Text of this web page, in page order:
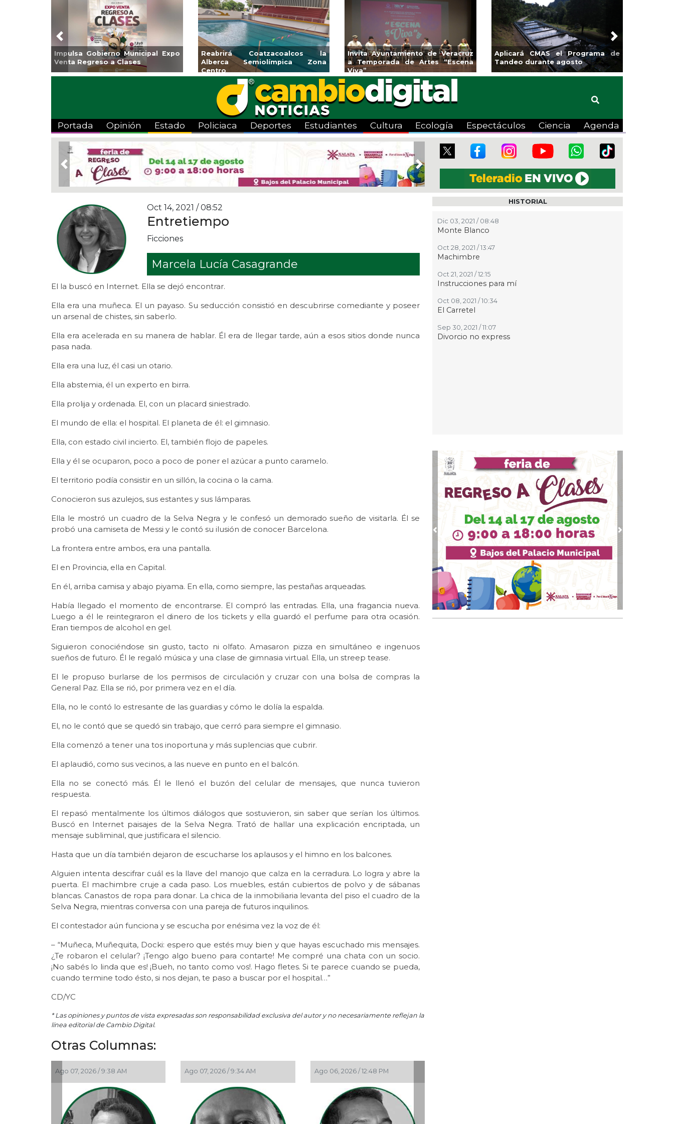
Impulsa Gobierno Municipal Expo
Venta Regreso a Clases
Reabrirá Coatzacoalcos la
Alberca Semiolímpica Zona
Centro
Invita Ayuntamiento de Veracruz
a Temporada de Artes “Escena
Viva”
Aplicará CMAS el Programa de
Tandeo durante agosto
Guarniciones
Previous Next
Portada Opinión Estado Policiaca Deportes Estudiantes Cultura Ecología Espectáculos Ciencia Agenda
Previous Next
Oct 14, 2021 / 08:52
Entretiempo
Ficciones
Marcela Lucía Casagrande
El la buscó en Internet. Ella se dejó encontrar.
Ella era una muñeca. El un payaso. Su seducción consistió en descubrirse comediante y poseer
un arsenal de chistes, sin saberlo.
Ella era acelerada en su manera de hablar. Él era de llegar tarde, aún a esos sitios donde nunca
pasa nada.
Ella era una luz, él casi un otario.
Ella abstemia, él un experto en birra.
Ella prolija y ordenada. El, con un placard siniestrado.
El mundo de ella: el hospital. El planeta de él: el gimnasio.
Ella, con estado civil incierto. El, también flojo de papeles.
Ella y él se ocuparon, poco a poco de poner el azúcar a punto caramelo.
El territorio podía consistir en un sillón, la cocina o la cama.
Conocieron sus azulejos, sus estantes y sus lámparas.
Ella le mostró un cuadro de la Selva Negra y le confesó un demorado sueño de visitarla. Él se
probó una camiseta de Messi y le contó su ilusión de conocer Barcelona.
La frontera entre ambos, era una pantalla.
El en Provincia, ella en Capital.
En él, arriba camisa y abajo piyama. En ella, como siempre, las pestañas arqueadas.
Había llegado el momento de encontrarse. El compró las entradas. Ella, una fragancia nueva.
Luego a él le reintegraron el dinero de los tickets y ella guardó el perfume para otra ocasión.
Eran tiempos de alcohol en gel.
Siguieron conociéndose sin gusto, tacto ni olfato. Amasaron pizza en simultáneo e ingenuos
sueños de futuro. Él le regaló música y una clase de gimnasia virtual. Ella, un streep tease.
El le propuso burlarse de los permisos de circulación y cruzar con una bolsa de compras la
General Paz. Ella se rió, por primera vez en el día.
Ella, no le contó lo estresante de las guardias y cómo le dolía la espalda.
El, no le contó que se quedó sin trabajo, que cerró para siempre el gimnasio.
Ella comenzó a tener una tos inoportuna y más suplencias que cubrir.
El aplaudió, como sus vecinos, a las nueve en punto en el balcón.
Ella no se conectó más. Él le llenó el buzón del celular de mensajes, que nunca tuvieron
respuesta.
El repasó mentalmente los últimos diálogos que sostuvieron, sin saber que serían los últimos.
Buscó en Internet paisajes de la Selva Negra. Trató de hallar una explicación encriptada, un
mensaje subliminal, que justificara el silencio.
Hasta que un día también dejaron de escucharse los aplausos y el himno en los balcones.
Alguien intenta descifrar cuál es la llave del manojo que calza en la cerradura. Lo logra y abre la
puerta. El machimbre cruje a cada paso. Los muebles, están cubiertos de polvo y de sábanas
blancas. Canastos de ropa para donar. La chica de la inmobiliaria levanta del piso el cuadro de la
Selva Negra, mientras conversa con una pareja de futuros inquilinos.
El contestador aún funciona y se escucha por enésima vez la voz de él:
– “Muñeca, Muñequita, Docki: espero que estés muy bien y que hayas escuchado mis mensajes.
¿Te robaron el celular? ¡Tengo algo bueno para contarte! Me compré una chata con un socio.
¡No sabés lo linda que es! ¡Bueh, no tanto como vos!. Hago fletes. Si te parece cuando se pueda,
cuando termine todo ésto, si nos dejan, te paso a buscar por el hospital…”
CD/YC
* Las opiniones y puntos de vista expresadas son responsabilidad exclusiva del autor y no necesariamente reflejan la
línea editorial de Cambio Digital.
Otras Columnas:
Ago 07, 2026 / 9:38 AM Ago 07, 2026 / 9:34 AM Ago 06, 2026 / 12:48 PM
HISTORIAL
Dic 03, 2021 / 08:48
Monte Blanco
Oct 28, 2021 / 13:47
Machimbre
Oct 21, 2021 / 12:15
Instrucciones para mí
Oct 08, 2021 / 10:34
El Carretel
Sep 30, 2021 / 11:07
Divorcio no express
Previous Next